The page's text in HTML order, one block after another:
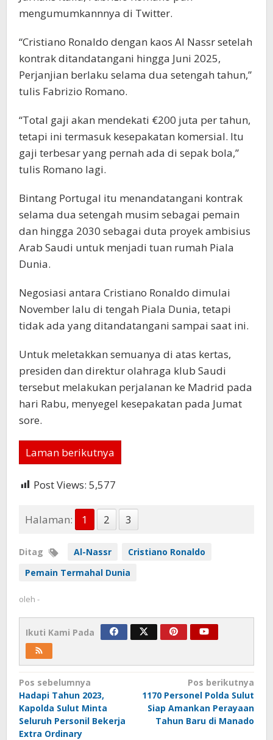
mengumumkannnya di Twitter.
“Cristiano Ronaldo dengan kaos Al Nassr setelah
kontrak ditandatangani hingga Juni 2025,
Perjanjian berlaku selama dua setengah tahun,”
tulis Fabrizio Romano.
“Total gaji akan mendekati €200 juta per tahun,
tetapi ini termasuk kesepakatan komersial. Itu
gaji terbesar yang pernah ada di sepak bola,”
tulis Romano lagi.
Bintang Portugal itu menandatangani kontrak
selama dua setengah musim sebagai pemain
dan hingga 2030 sebagai duta proyek ambisius
Arab Saudi untuk menjadi tuan rumah Piala
Dunia.
Negosiasi antara Cristiano Ronaldo dimulai
November lalu di tengah Piala Dunia, tetapi
tidak ada yang ditandatangani sampai saat ini.
Untuk meletakkan semuanya di atas kertas,
presiden dan direktur olahraga klub Saudi
tersebut melakukan perjalanan ke Madrid pada
hari Rabu, menyegel kesepakatan pada Jumat
sore.
Laman berikutnya
Post Views: 5,577
Halaman: 1 2 3
Ditag Al-Nassr
Cristiano Ronaldo
Pemain Termahal Dunia
oleh -
Ikuti Kami Pada
Navigasi
pos
Pos sebelumnya
Hadapi Tahun 2023,
Kapolda Sulut Minta
Seluruh Personil Bekerja
Extra Ordinary
Pos berikutnya
1170 Personel Polda Sulut
Siap Amankan Perayaan
Tahun Baru di Manado